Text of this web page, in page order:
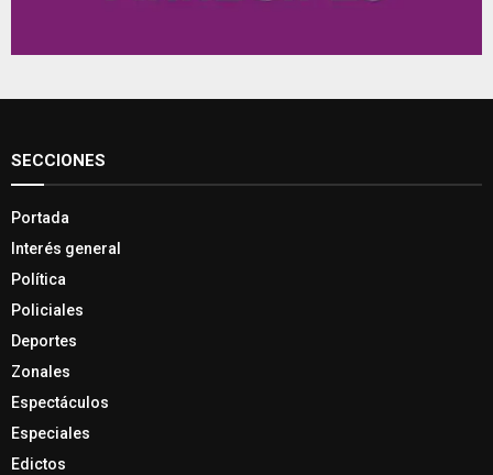
SECCIONES
Portada
Interés general
Política
Policiales
Deportes
Zonales
Espectáculos
Especiales
Edictos